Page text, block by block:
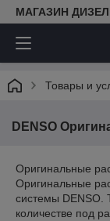
МАГАЗИН
Товары и
DENSO
Оригинальные
Оригинальные
системы DENSO.
количестве под